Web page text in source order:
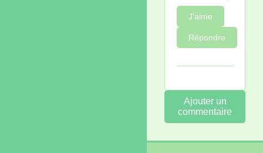
J'aime
Répondre
Ajouter un
commentaire